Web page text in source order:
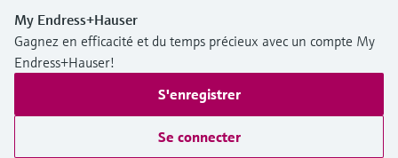
My Endress+Hauser
Gagnez en efficacité et du temps précieux avec un compte My
Endress+Hauser!
S'enregistrer
Se connecter